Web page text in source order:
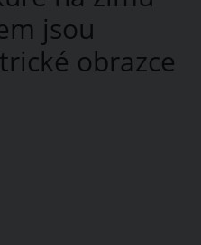
jsou
obrazce